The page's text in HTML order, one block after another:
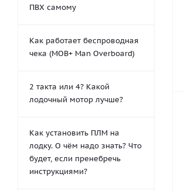
ПВХ самому
Как работает беспроводная
чека (MOB+ Man Overboard)
2 такта или 4? Какой
лодочный мотор лучше?
Как установить ПЛМ на
лодку. О чём надо знать? Что
будет, если пренебречь
инструкциями?